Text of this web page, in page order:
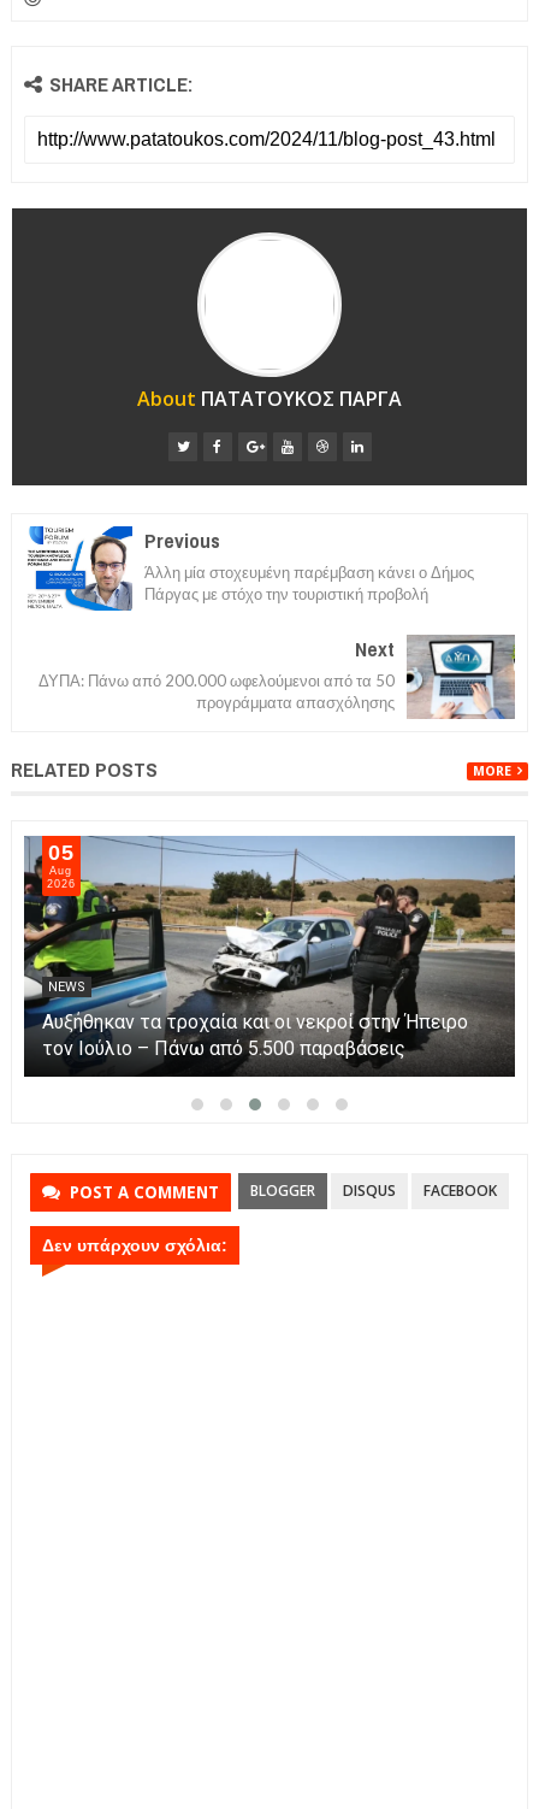
SHARE ARTICLE:
About ΠΑΤΑΤΟΥΚΟΣ ΠΑΡΓΑ
Previous
Άλλη μία στοχευμένη παρέμβαση κάνει ο Δήμος
Πάργας με στόχο την τουριστική προβολή
Next
ΔΥΠΑ: Πάνω από 200.000 ωφελούμενοι από τα 50
προγράμματα απασχόλησης
RELATED POSTS MORE
05
Aug
2026
NEWS
Αυξήθηκαν τα τροχαία και οι νεκροί στην Ήπειρο
τον Ιούλιο – Πάνω από 5.500 παραβάσεις
POST A COMMENT BLOGGER DISQUS FACEBOOK
Δεν υπάρχουν σχόλια: